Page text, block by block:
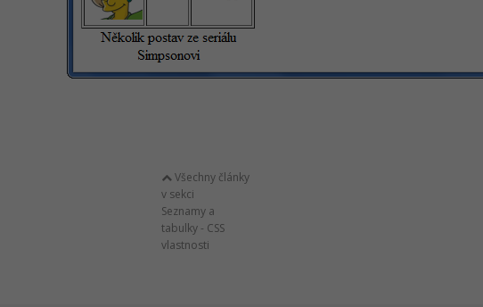
Všechny články
v sekci
Seznamy a
tabulky - CSS
vlastnosti